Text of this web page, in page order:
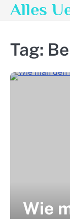
SkipAlles
Tag:
Wie